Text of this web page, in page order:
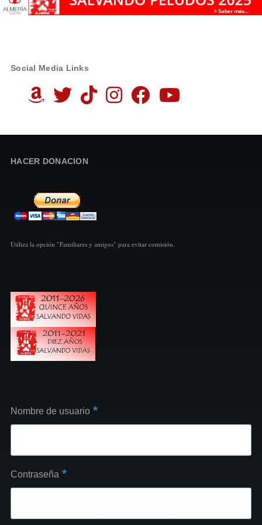
Social Media Links
HACER DONACION
Utiliza la opción "Familiares y amigos" para evitar comisión.
Nombre de usuario
Contraseña